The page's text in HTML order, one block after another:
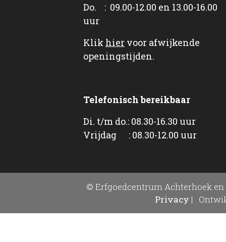
Do. : 09.00-12.00 en 13.00-16.00
uur
Klik hier voor afwijkende
openingstijden.
Telefonisch bereikbaar
Di. t/m do.: 08.30-16.30 uur
Vrijdag : 08.30-12.00 uur
© Erfgoedcentrum Achterhoek en
Privacy |